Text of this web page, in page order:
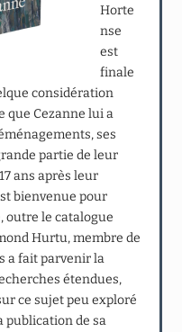
Horte
nse
est
finale
considération
que Cezanne lui a
ses
partie de leur
ans après leur
bienvenue pour
outre le catalogue
Hurtu, membre de
a fait parvenir la
étendues,
ce sujet peu exploré
publication de sa